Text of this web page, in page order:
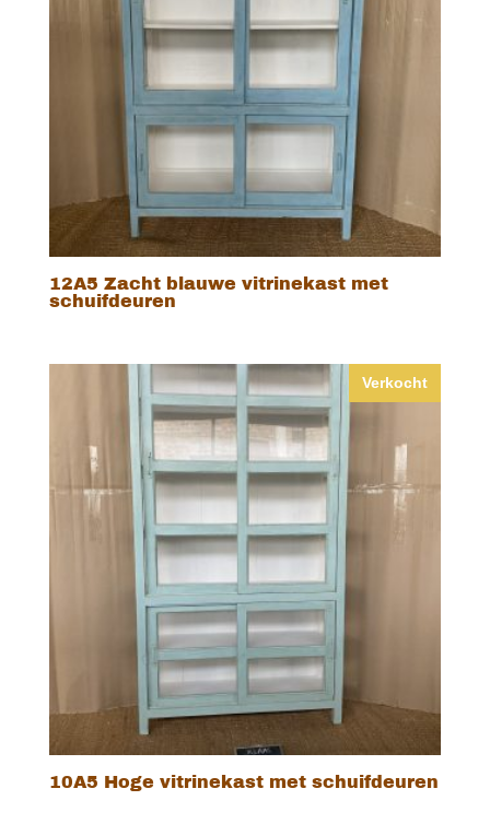
12A5 Zacht blauwe vitrinekast met
schuifdeuren
Verkocht
10A5 Hoge vitrinekast met schuifdeuren